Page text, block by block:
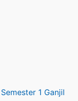
1 Ganjil